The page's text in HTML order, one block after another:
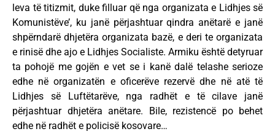
leva të titizmit, duke filluar që nga organizata e Lidhjes së
Komunistëve’, ku janë përjashtuar qindra anëtarë e janë
shpërndarë dhjetëra organizata bazë, e deri te organizata
e rinisë dhe ajo e Lidhjes Socialiste. Armiku është detyruar
ta pohojë me gojën e vet se i kanë dalë telashe serioze
edhe në organizatën e oficerëve rezervë dhe në atë të
Lidhjes së Luftëtarëve, nga radhët e të cilave janë
përjashtuar dhjetëra anëtare. Bile, rezistencë po behet
edhe në radhët e policisë kosovare…